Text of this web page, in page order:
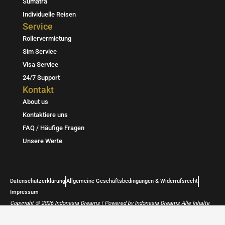
a
g
r
a
m
l
p
Individuelle Reisen
Service
Rollervermietung
Sim Service
Visa Service
24/7 Support
Kontakt
About us
Kontaktiere uns
FAQ / Häufige Fragen
Unsere Werte
DatenschutzerklärungAllgemeine Geschäftsbedingungen & Widerrufsrecht
Impressum
Copyright © 2026 Indonesia Dreams | Powered by Indonesia Dreams Alle Inhalte